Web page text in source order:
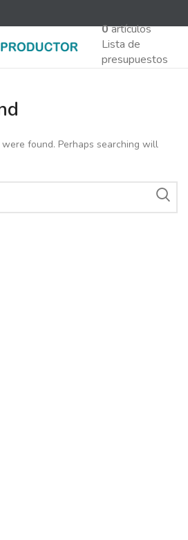
0artículos
Lista de
presupuestos
found. Perhaps searching will